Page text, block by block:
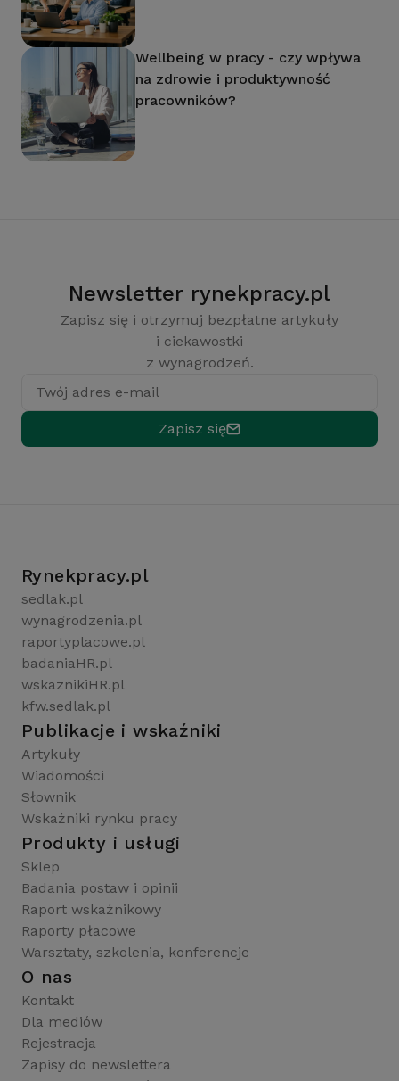
Wellbeing w pracy - czy wpływa
na zdrowie i produktywność
pracowników?
Newsletter rynekpracy.pl
Zapisz się i otrzymuj bezpłatne artykuły
i ciekawostki
z wynagrodzeń.
Twój adres e-mail
Zapisz się
Rynekpracy.pl
sedlak.pl
wynagrodzenia.pl
raportyplacowe.pl
badaniaHR.pl
wskaznikiHR.pl
kfw.sedlak.pl
Publikacje i wskaźniki
Artykuły
Wiadomości
Słownik
Wskaźniki rynku pracy
Produkty i usługi
Sklep
Badania postaw i opinii
Raport wskaźnikowy
Raporty płacowe
Warsztaty, szkolenia, konferencje
O nas
Kontakt
Dla mediów
Rejestracja
Zapisy do newslettera